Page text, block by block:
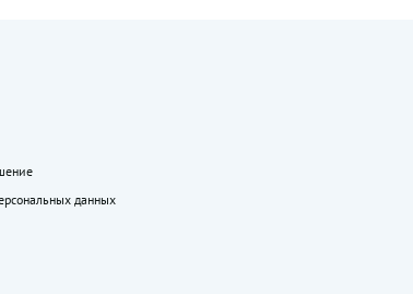
данных